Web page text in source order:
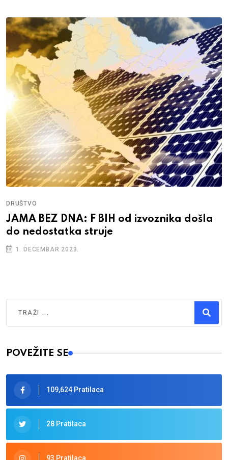
DRUŠTVO
JAMA BEZ DNA: F BIH od izvoznika došla
do nedostatka struje
1. DECEMBAR 2023.
Type 2 or more characters for results.
POVEŽITE SE
109,624 Pratilaca
28 Pratilaca
93 Pratilaca